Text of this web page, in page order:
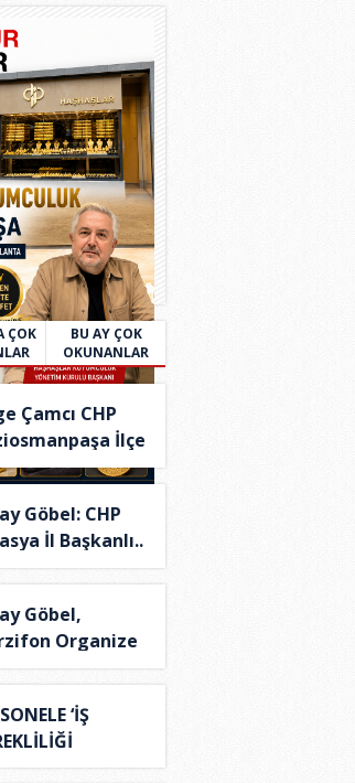
ÇOK
BU AY ÇOK
OKUNANLAR
Çamcı CHP
İlçe
Göbel: CHP
İl Başkanlı..
Göbel,
Organize
‘İŞ
S..